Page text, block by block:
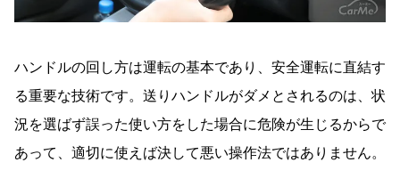
ハンドルの回し方は運転の基本であり、安全運転に直結す
る重要な技術です。送りハンドルがダメとされるのは、状
況を選ばず誤った使い方をした場合に危険が生じるからで
あって、適切に使えば決して悪い操作法ではありません。